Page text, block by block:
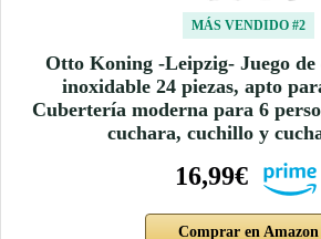
MÁS VENDIDO #2
Otto Koning -Leipzig- Juego de
inoxidable 24 piezas, apto
Cubertería moderna para 6
cuchara, cuchillo y
16,99€
Comprar en Amazon